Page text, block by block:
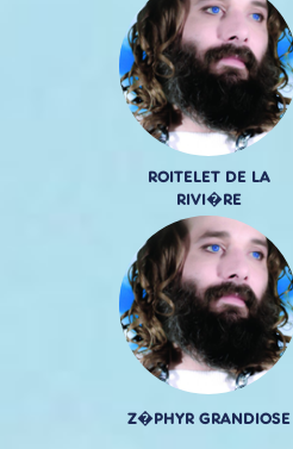
ROITELET DE LA
RIVI�RE
Z�PHYR GRANDIOSE